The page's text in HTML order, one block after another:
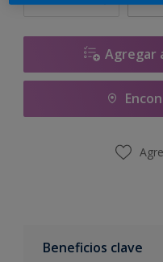
Agregar
Beneficios clave